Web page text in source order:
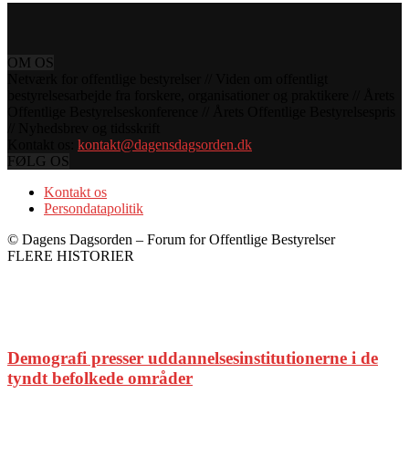
OM OS
kontakt@dagensdagsorden.dk
FØLG OS
Kontakt os
Persondatapolitik
© Dagens Dagsorden – Forum for Offentlige Bestyrelser
FLERE HISTORIER
Demografi presser uddannelsesinstitutionerne i de
tyndt befolkede områder